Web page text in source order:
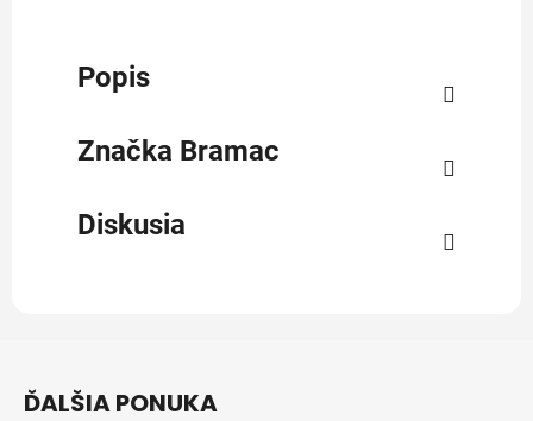
Popis
Značka Bramac
Diskusia
ĎALŠIA PONUKA